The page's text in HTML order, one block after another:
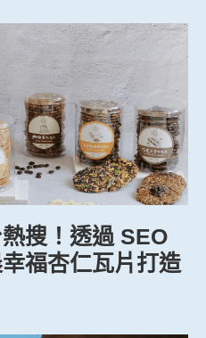
搜！透過 SEO
福杏仁瓦片打造